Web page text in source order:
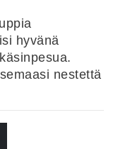
hyvänä
nestettä